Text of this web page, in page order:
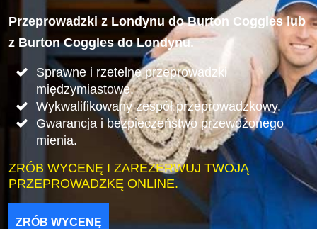
Przeprowadzki z Londynu do Burton Coggles lub
z Burton Coggles do Londynu.
Sprawne i rzetelne przeprowadzki
międzymiastowe.
Wykwalifikowany zespół przeprowadzkowy.
Gwarancja i bezpieczeństwo przewożonego
mienia.
ZRÓB WYCENĘ I ZAREZERWUJ TWOJĄ
PRZEPROWADZKĘ ONLINE.
ZRÓB WYCENĘ